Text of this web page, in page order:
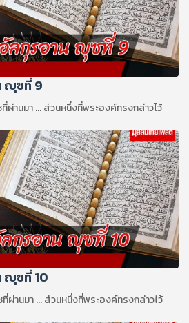
ญุซที่ 9
ผ่านมา ... ส่วนหนึ่งที่พระองค์ทรงกล่าวไว้
ญุซที่ 10
ผ่านมา ... ส่วนหนึ่งที่พระองค์ทรงกล่าวไว้